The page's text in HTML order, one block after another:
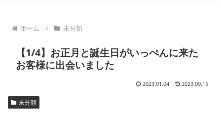
ホーム 未分類
【1/4】お正月と誕生日がいっぺんに来た
お客様に出会いました
2023.01.04 2023.09.15
未分類